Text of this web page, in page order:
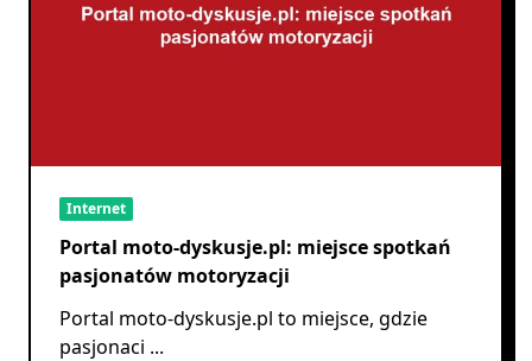
Internet
Portal moto-dyskusje.pl: miejsce spotkań
pasjonatów motoryzacji
Portal moto-dyskusje.pl to miejsce, gdzie
pasjonaci ...